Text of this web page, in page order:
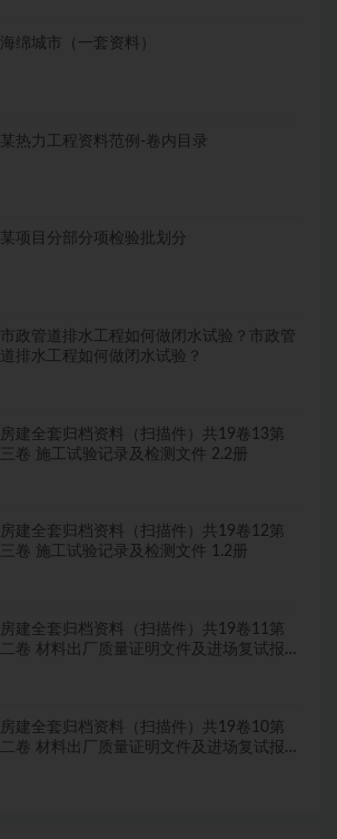
海绵城市（一套资料）
某热力工程资料范例-卷内目录
某项目分部分项检验批划分
市政管道排水工程如何做闭水试验？市政管
道排水工程如何做闭水试验？
房建全套归档资料（扫描件）共19卷13第
三卷 施工试验记录及检测文件 2.2册
房建全套归档资料（扫描件）共19卷12第
三卷 施工试验记录及检测文件 1.2册
房建全套归档资料（扫描件）共19卷11第
二卷 材料出厂质量证明文件及进场复试报
房建全套归档资料（扫描件）共19卷10第
二卷 材料出厂质量证明文件及进场复试报